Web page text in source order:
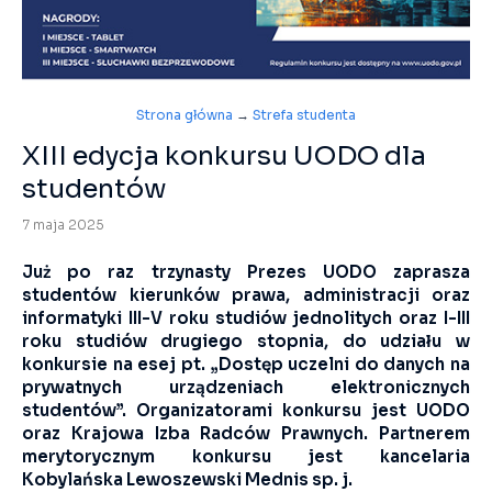
Strona główna → Strefa studenta
XIII edycja konkursu UODO dla
studentów
7 maja 2025
Już po raz trzynasty Prezes UODO zaprasza
studentów kierunków prawa, administracji oraz
informatyki III-V roku studiów jednolitych oraz I-III
roku studiów drugiego stopnia, do udziału w
konkursie na esej pt. „Dostęp uczelni do danych na
prywatnych urządzeniach elektronicznych
studentów”. Organizatorami konkursu jest UODO
oraz Krajowa Izba Radców Prawnych. Partnerem
merytorycznym konkursu jest kancelaria
Kobylańska Lewoszewski Mednis sp. j.